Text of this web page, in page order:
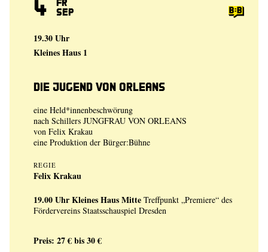
4 Sep
19.30 Uhr
Kleines Haus 1
Die Jugend von Orleans
eine Held*innenbeschwörung
nach Schillers JUNGFRAU VON ORLEANS
von Felix Krakau
eine Produktion der Bürger:Bühne
REGIE
Felix Krakau
19.00 UhrKleines Haus Mitte Treffpunkt „Premiere“ des
Fördervereins Staatsschauspiel Dresden
Preis: 27 € bis 30 €